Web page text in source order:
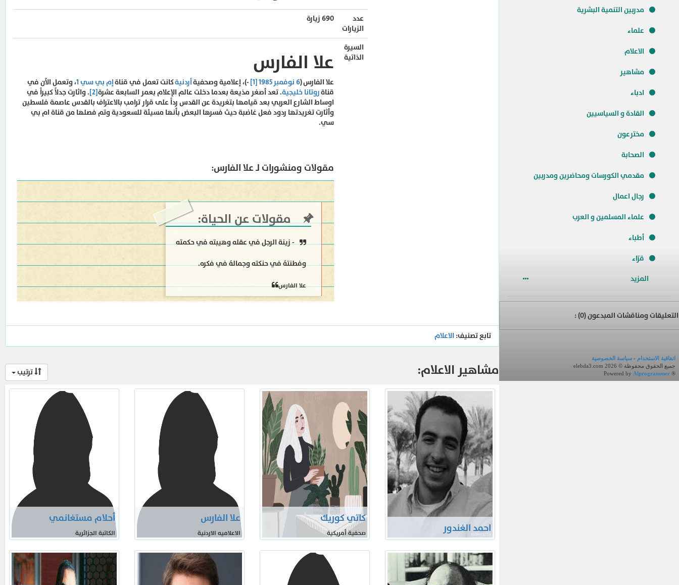
مدربين التنمية البشرية
علماء
الاعلام
مشاهير
ادباء
القادة و السياسيين
مخترعون
الصحابة
مقدمي الكورسات ومحاضرين ومدربين
رجال اعمال
علماء المسلمين و العرب
أطباء
قرّاء
المزيد
ومناقشات المبدعون (0
) :
اتفاقية الاستخدام - سياسة الخصوصية
جميع الحقوق محفوظة © elebda3.com 2026
Powered by Alprogrammer ®
عدد
الزيارات
690 زيارة
السيرة
الذاتية
علا الفارس
علا الفارس(6 نوفمبر 1985
[1] -)، إعلامية وصحفيةأردنيةكانت تعمل في قناةإم بي سي 1 ، وتعمل الآن في
قناةروتانا خليجية. تعد أصغر مذيعة بعدما دخلت عالم الإعلام بعمر السابعة عشرة[2] . واثارت جدلاً كبيراً في
اوساط الشارع العربي بعد قيامها بتغريدة عن القدس رداً على قرار ترامب بالاعتراف بالقدس عاصمة فلسطين
وأثارت تغريدتها ردود فعل غاضبة حيث فسرها البعض بأنها مسيئة للسعودية وتم فصلها من قناة ام بي
سي.
مقولات ومنشورات لـ علا الفارس:
مقولات عن الحياة:
- زينة الرجل في عقله وهيبته في حكمته
وفطنتهُ في حنكته وجمالهُ في فكره.
علا الفارس
تابع تصنيف: الاعلام
مشاهير الاعلام:
احمد الغندور
كاتي كوريك
صحفية أمريكية
علا الفارس
الاعلاميه الاردنية
أحلام مستغانمي
الكاتبة الجزائرية